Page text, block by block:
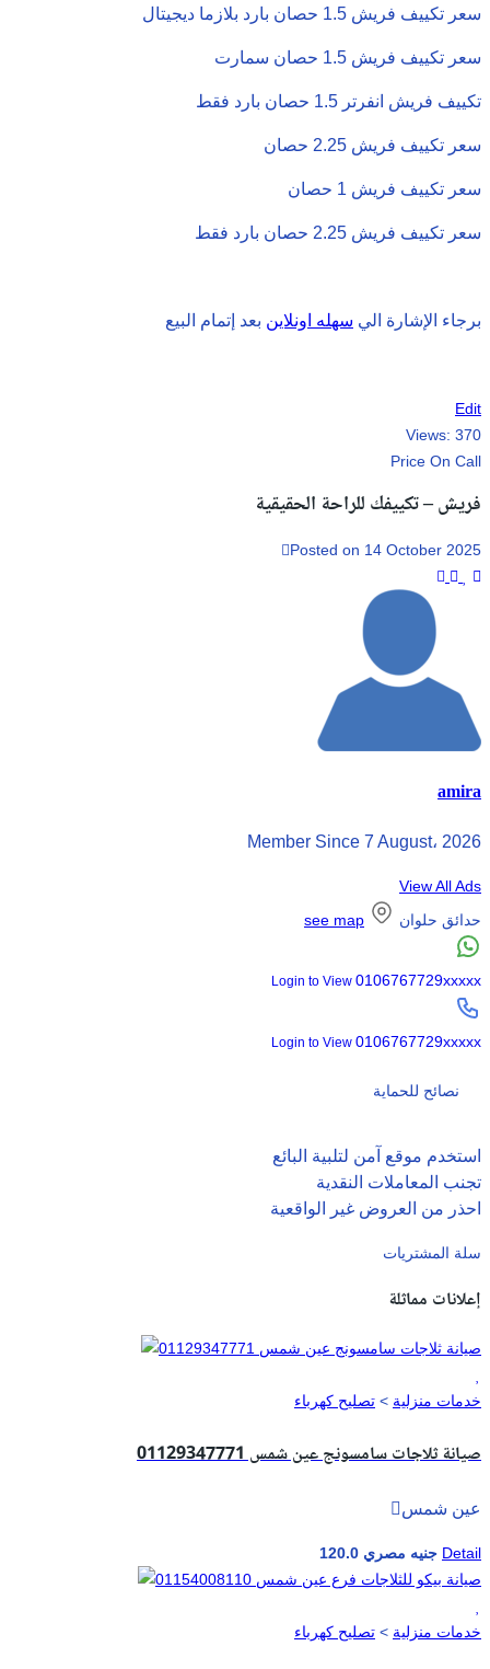
سعر تكييف فريش 1.5 حصان بارد بلازما ديجيتال
سعر تكييف فريش 1.5 حصان سمارت
تكييف فريش انفرتر 1.5 حصان بارد فقط
سعر تكييف فريش 2.25 حصان
سعر تكييف فريش 1 حصان
سعر تكييف فريش 2.25 حصان بارد فقط
برجاء الإشارة الي سهله اونلاين بعد إتمام البيع
Edit
Views: 370
Price On Call
فريش – تكييفك للراحة الحقيقية
Posted on 14 October 2025
amira
Member Since 7 August، 2026
View All Ads
see map
حدائق حلوان
Login to View 0106767729xxxxx
Login to View 0106767729xxxxx
نصائح للحماية
استخدم موقع آمن لتلبية البائع
تجنب المعاملات النقدية
احذر من العروض غير الواقعية
سلة المشتريات
إعلانات مماثلة
خدمات منزلية > تصليح كهرباء
صيانة ثلاجات سامسونج عين شمس 01129347771
عين شمس
120.0 جنيه مصري Detail
خدمات منزلية > تصليح كهرباء